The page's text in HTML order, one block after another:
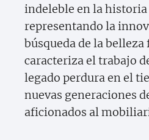
indeleble en la
representando la
búsqueda de la
caracteriza el trabajo
legado perdura en el
nuevas generaciones
aficionados al